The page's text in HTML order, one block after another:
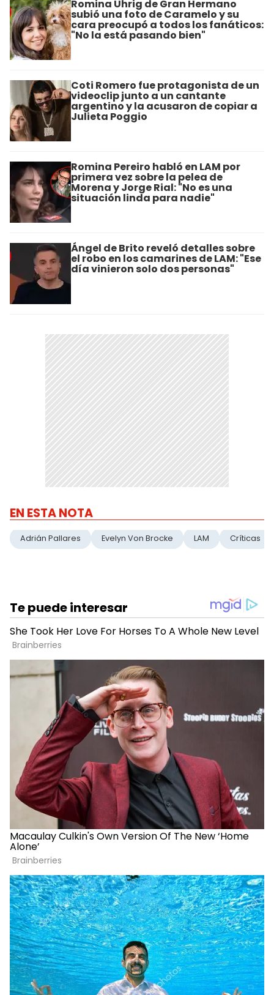
Romina Uhrig de Gran Hermano
subió una foto de Caramelo y su
cara preocupó a todos los fanáticos:
"No la está pasando bien"
Coti Romero fue protagonista de un
videoclip junto a un cantante
argentino y la acusaron de copiar a
Julieta Poggio
Romina Pereiro habló en LAM por
primera vez sobre la pelea de
Morena y Jorge Rial: "No es una
situación linda para nadie"
Ángel de Brito reveló detalles sobre
el robo en los camarines de LAM: "Ese
día vinieron solo dos personas"
EN ESTA NOTA
Adrián Pallares Evelyn Von Brocke LAM Críticas